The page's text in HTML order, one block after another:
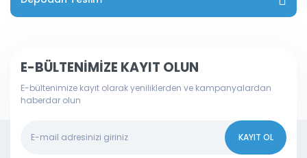
E-BÜLTENİMİZE KAYIT OLUN
E-bültenimize kayıt olarak yeniliklerden ve kampanyalardan
haberdar olun
KAYIT OL